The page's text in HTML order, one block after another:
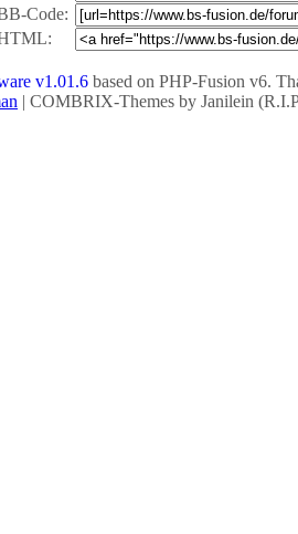
Code:
v1.01.6 based on PHP-Fusion v6.
| COMBRIX-Themes by Janilein